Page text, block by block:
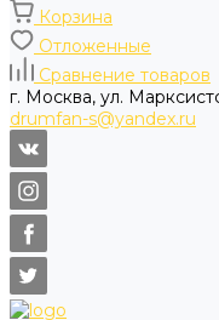
Корзина
Отложенные
Сравнение товаров
г. Москва, ул.
drumfan-s@yandex.ru